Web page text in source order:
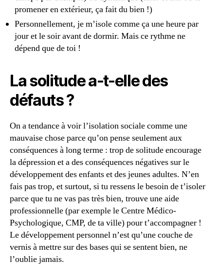
promener en extérieur, ça fait du bien !)
Personnellement, je m’isole comme ça une heure par
jour et le soir avant de dormir. Mais ce rythme ne
dépend que de toi !
La solitude a-t-elle des
défauts ?
On a tendance à voir l’isolation sociale comme une
mauvaise chose parce qu’on pense seulement aux
conséquences à long terme : trop de solitude encourage
la dépression et a des conséquences négatives sur le
développement des enfants et des jeunes adultes. N’en
fais pas trop, et surtout, si tu ressens le besoin de t’isoler
parce que tu ne vas pas très bien, trouve une aide
professionnelle (par exemple le Centre Médico-
Psychologique, CMP, de ta ville) pour t’accompagner !
Le développement personnel n’est qu’une couche de
vernis à mettre sur des bases qui se sentent bien, ne
l’oublie jamais.